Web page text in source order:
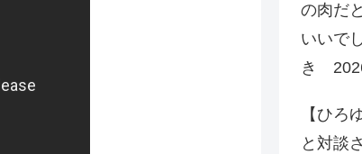
の肉だ
いいで
き
【ひろ
と対談